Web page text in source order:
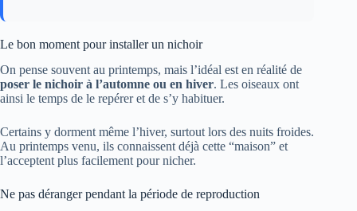
Le bon moment pour installer un nichoir
On pense souvent au printemps, mais l’idéal est en réalité de
poser le nichoir à l’automne ou en hiver. Les oiseaux ont
ainsi le temps de le repérer et de s’y habituer.
Certains y dorment même l’hiver, surtout lors des nuits froides.
Au printemps venu, ils connaissent déjà cette “maison” et
l’acceptent plus facilement pour nicher.
Ne pas déranger pendant la période de reproduction